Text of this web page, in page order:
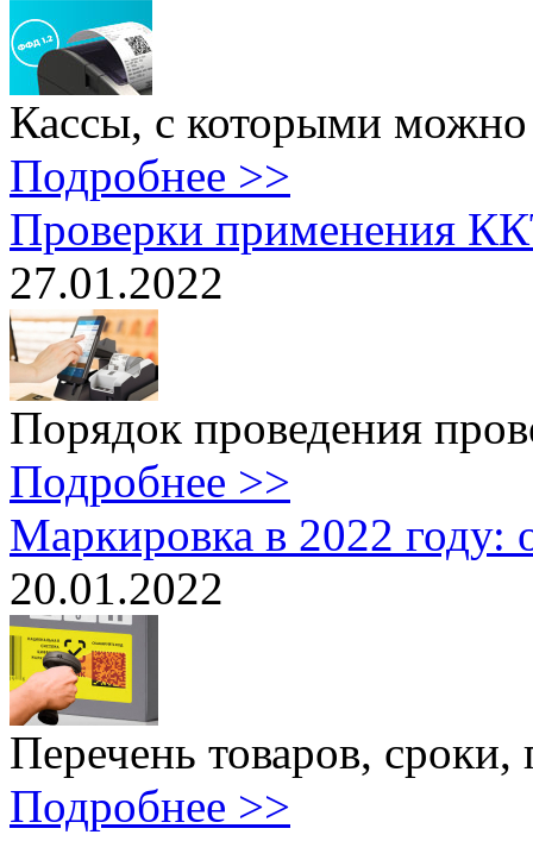
Кассы, с которыми
Подробнее >>
Проверки применения
27.01.2022
Порядок проведения
Подробнее >>
Маркировка в 2022 году:
20.01.2022
Перечень товаров, сроки,
Подробнее >>